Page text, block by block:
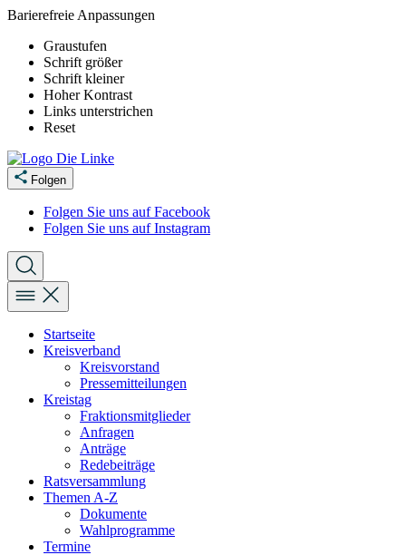
Barierefreie Anpassungen
Graustufen
Schrift größer
Schrift kleiner
Hoher Kontrast
Links unterstrichen
Reset
Folgen
Folgen Sie uns auf Facebook
Folgen Sie uns auf Instagram
Startseite
Kreisverband
Kreisvorstand
Pressemitteilungen
Kreistag
Fraktionsmitglieder
Anfragen
Anträge
Redebeiträge
Ratsversammlung
Themen A-Z
Dokumente
Wahlprogramme
Termine